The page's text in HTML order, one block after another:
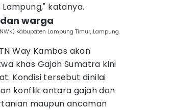
katanya.
warga
Kabupaten Lampung Timur, Lampung.
Way Kambas akan
khas Gajah Sumatra kini
Kondisi tersebut dinilai
konflik antara gajah dan
maupun ancaman